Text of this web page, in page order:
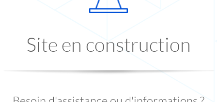
Site en construction